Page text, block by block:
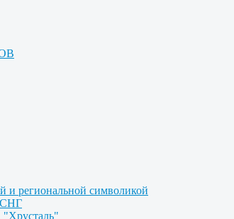
и региональной символикой
СНГ